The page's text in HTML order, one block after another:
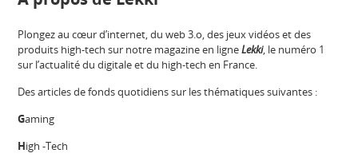
Plongez au cœur d’internet, du web 3.o, des jeux vidéos et des
produits high-tech sur notre magazine en ligneLekki, le numéro 1
sur l’actualité du digitale et du high-tech en France.
Des articles de fonds quotidiens sur les thématiques suivantes :
Gaming
High -Tech